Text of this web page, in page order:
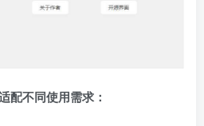
配不同使用需求：